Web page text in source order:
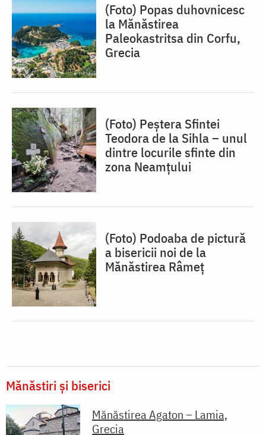
(Foto) Popas duhovnicesc
la Mănăstirea
Paleokastritsa din Corfu,
Grecia
(Foto) Peștera Sfintei
Teodora de la Sihla – unul
dintre locurile sfinte din
zona Neamțului
(Foto) Podoaba de pictură
a bisericii noi de la
Mănăstirea Râmeț
Mănăstiri și biserici
Mănăstirea Agaton – Lamia,
Grecia